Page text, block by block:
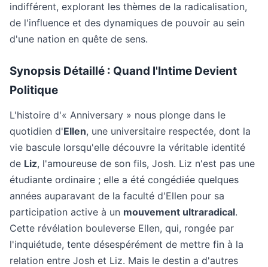
indifférent, explorant les thèmes de la radicalisation,
de l'influence et des dynamiques de pouvoir au sein
d'une nation en quête de sens.
Synopsis Détaillé : Quand l'Intime Devient
Politique
L'histoire d'« Anniversary » nous plonge dans le
quotidien d'Ellen, une universitaire respectée, dont la
vie bascule lorsqu'elle découvre la véritable identité
de Liz, l'amoureuse de son fils, Josh. Liz n'est pas une
étudiante ordinaire ; elle a été congédiée quelques
années auparavant de la faculté d'Ellen pour sa
participation active à un mouvement ultraradical.
Cette révélation bouleverse Ellen, qui, rongée par
l'inquiétude, tente désespérément de mettre fin à la
relation entre Josh et Liz. Mais le destin a d'autres